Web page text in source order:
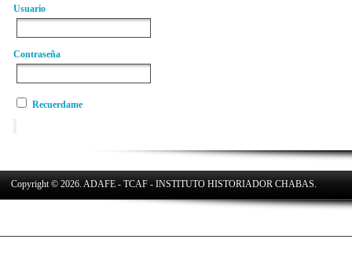
Usuario
Contraseña
Recuerdame
Copyright © 2026. ADAFE - TCAF - INSTITUTO HISTORIADOR CHABAS.